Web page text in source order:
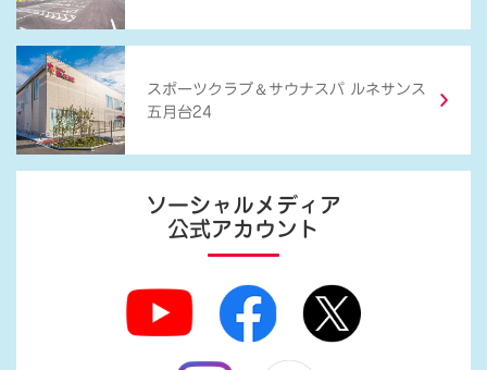
スポーツクラブ ＆ サウナスパ ルネサンス
五月台24
ソーシャルメディア
公式アカウント